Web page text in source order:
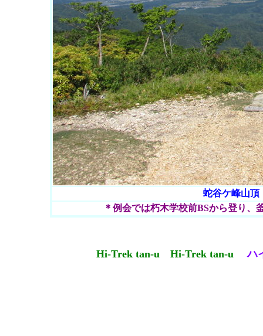
蛇谷ケ峰山
＊例会では朽木学校前BSから登り
Hi-Trek tan-u Hi-Trek tan-u ハ